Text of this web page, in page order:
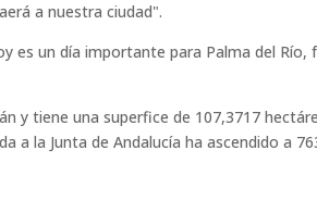
a nuestra ciudad".
es un día importante para Palma del
y tiene una superfice de 107,3717
a la Junta de Andalucía ha ascendido a